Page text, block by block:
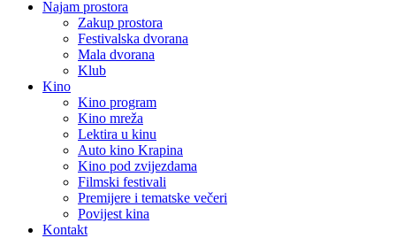
Najam prostora
Zakup prostora
Festivalska dvorana
Mala dvorana
Klub
Kino
Kino program
Kino mreža
Lektira u kinu
Auto kino Krapina
Kino pod zvijezdama
Filmski festivali
Premijere i tematske večeri
Povijest kina
Kontakt